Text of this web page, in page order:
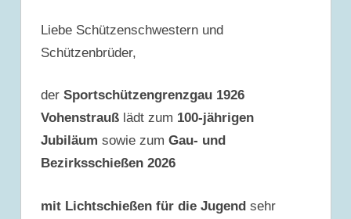
Liebe Schützenschwestern und
Schützenbrüder,
der Sportschützengrenzgau 1926
Vohenstrauß lädt zum 100-jährigen
Jubiläum sowie zum Gau- und
Bezirksschießen 2026
mit Lichtschießen für die Jugend sehr